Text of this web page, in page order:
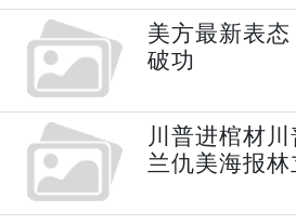
美方最新表
破功
川普进棺材
兰仇美海报林